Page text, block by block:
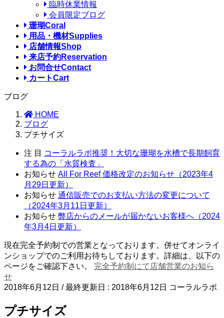
臨時休業情報
会員限定ブログ
珊瑚Coral
用品・機材Supplies
店舗情報Shop
来店予約Reservation
お問合せContact
カートCart
ブログ
HOME
ブログ
プチサイズ
注 目 コーラルラボ推奨！大切な珊瑚を水槽で長期飼育
する為の「水質検査」
お知らせ All For Reef 価格改定のお知らせ（2023年4
月29日更新）
お知らせ 通信販売でのお支払い方法の変更について
（2024年3月11日更新）
お知らせ 弊店からのメールが届かないお客様へ（2024
年3月4日更新）
現在完全予約制での営業となっております。併せてオンライ
ンショップでのご利用お待ちしております。詳細は、以下の
ページをご確認下さい。 完全予約制にて店舗営業のお知ら
せ
2018年6月12日 / 最終更新日 : 2018年6月12日 コーラルラボ
プチサイズ